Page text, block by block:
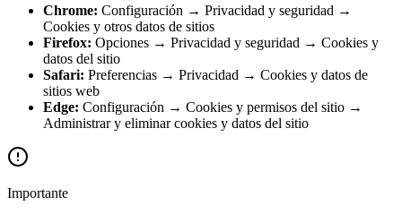
Chrome: Configuración → Privacidad y seguridad →
Cookies y otros datos de sitios
Firefox: Opciones → Privacidad y seguridad → Cookies y
datos del sitio
Safari: Preferencias → Privacidad → Cookies y datos de
sitios web
Edge: Configuración → Cookies y permisos del sitio →
Administrar y eliminar cookies y datos del sitio
Importante